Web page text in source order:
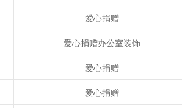
爱心捐赠
爱心捐赠办公室装饰
爱心捐赠
爱心捐赠